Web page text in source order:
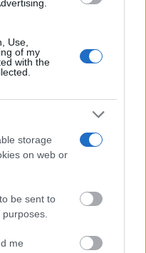
Use,
of my
with the
storage
on web or
be sent to
me